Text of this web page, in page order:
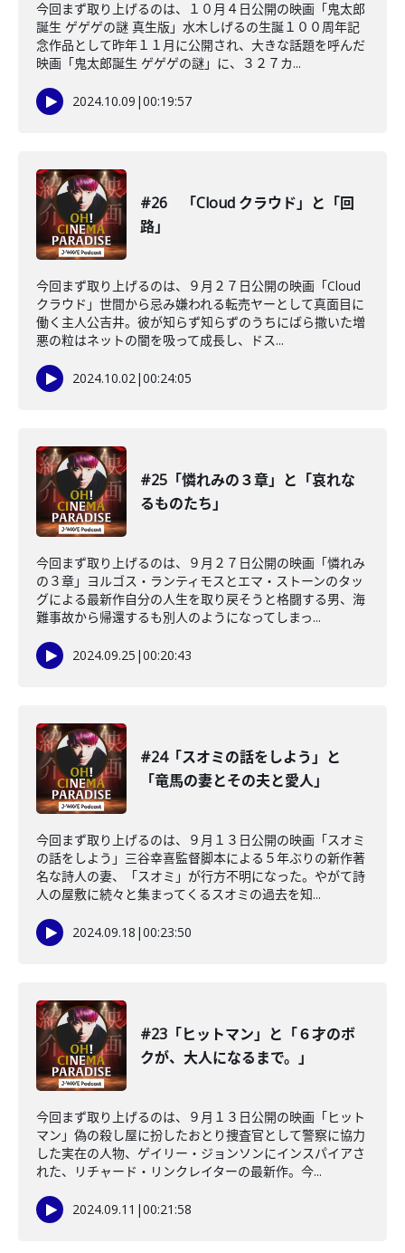
今回まず取り上げるのは、１０月４日公開の映画「鬼太郎
誕生 ゲゲゲの謎 真生版」水木しげるの生誕１００周年記
念作品として昨年１１月に公開され、大きな話題を呼んだ
映画「鬼太郎誕生 ゲゲゲの謎」に、３２７カ...
2024.10.09 |00:19:57
#26 「Cloud クラウド」と「回
路」
今回まず取り上げるのは、９月２７日公開の映画「Cloud
クラウド」世間から忌み嫌われる転売ヤーとして真面目に
働く主人公吉井。彼が知らず知らずのうちにばら撒いた増
悪の粒はネットの闇を吸って成長し、ドス...
2024.10.02|00:24:05
#25「憐れみの３章」と「哀れな
るものたち」
今回まず取り上げるのは、９月２７日公開の映画「憐れみ
の３章」ヨルゴス・ランティモスとエマ・ストーンのタッ
グによる最新作自分の人生を取り戻そうと格闘する男、海
難事故から帰還するも別人のようになってしまっ...
2024.09.25 |00:20:43
#24「スオミの話をしよう」と
「竜馬の妻とその夫と愛人」
今回まず取り上げるのは、９月１３日公開の映画「スオミ
の話をしよう」三谷幸喜監督脚本による５年ぶりの新作著
名な詩人の妻、「スオミ」が行方不明になった。やがて詩
人の屋敷に続々と集まってくるスオミの過去を知...
2024.09.18 |00:23:50
#23「ヒットマン」と「６才のボ
クが、大人になるまで。」
今回まず取り上げるのは、９月１３日公開の映画「ヒット
マン」偽の殺し屋に扮したおとり捜査官として警察に協力
した実在の人物、ゲイリー・ジョンソンにインスパイアさ
れた、リチャード・リンクレイターの最新作。今...
2024.09.11 |00:21:58